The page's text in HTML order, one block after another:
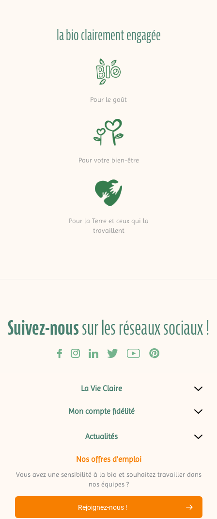
la bio clairement engagée
Pour le goût
Pour votre bien-être
Pour la Terre et ceux qui la
travaillent
Suivez-noussur les réseaux sociaux !
La Vie Claire
Mon compte fidélité
Actualités
Nos offres d'emploi
Vous avez une sensibilité à la bio et souhaitez travailler dans
nos équipes ?
Rejoignez-nous !